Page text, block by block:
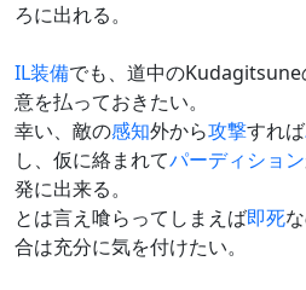
ろに出れる。
IL装備でも、道中のKudagitsune
意を払っておきたい。
幸い、敵の感知外から攻撃すれば
し、仮に絡まれてパーディション
発に出来る。
とは言え喰らってしまえば即死
合は充分に気を付けたい。